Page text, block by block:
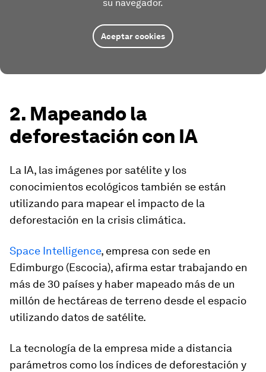
su navegador.
Aceptar cookies
2. Mapeando la
deforestación con IA
La IA, las imágenes por satélite y los
conocimientos ecológicos también se están
utilizando para mapear el impacto de la
deforestación en la crisis climática.
Space Intelligence, empresa con sede en
Edimburgo (Escocia), afirma estar trabajando en
más de 30 países y haber mapeado más de un
millón de hectáreas de terreno desde el espacio
utilizando datos de satélite.
La tecnología de la empresa mide a distancia
parámetros como los índices de deforestación y